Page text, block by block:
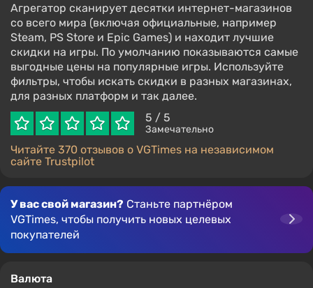
Агрегатор сканирует десятки интернет-магазинов
со всего мира (включая официальные, например
Steam, PS Store и Epic Games) и находит лучшие
скидки на игры. По умолчанию показываются самые
выгодные цены на популярные игры. Используйте
фильтры, чтобы искать скидки в разных магазинах,
для разных платформ и так далее.
5 / 5
Замечательно
Читайте 370 отзывов о VGTimes на независимом
сайте Trustpilot
У вас свой магазин? Станьте партнёром
VGTimes, чтобы получить новых целевых
покупателей
Валюта